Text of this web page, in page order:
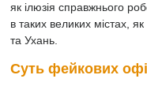
як ілюзія справжнього
в таких великих містах,
та Ухань.
Суть фейкових